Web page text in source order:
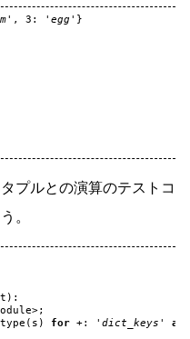
, 3 : 'egg' }
プルとの演算のテストコ
。
):
>;
type ( s ) for +: 'dict_keys' and